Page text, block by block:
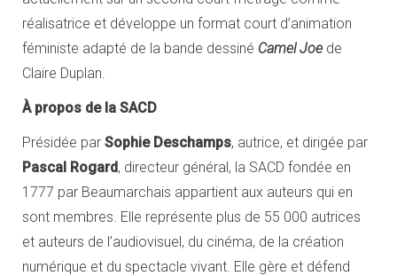
réalisatrice et développe un format court d’animation
féministe adapté de la bande dessiné Camel Joe de
Claire Duplan.
À propos de la SACD
Présidée par Sophie Deschamps, autrice, et dirigée par
Pascal Rogard, directeur général, la SACD fondée en
1777 par Beaumarchais appartient aux auteurs qui en
sont membres. Elle représente plus de 55 000 autrices
et auteurs de l’audiovisuel, du cinéma, de la création
numérique et du spectacle vivant. Elle gère et défend